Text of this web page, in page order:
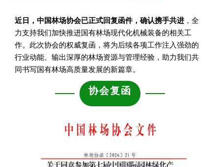
近日，中国林场协会已正式回复函件，确认携手共进 ，全
力支持我们加快推进国有林场现代化机械装备的相关工
作。此次协会的权威复函，将为后续各项工作注入强劲的
行业动能、输出深厚的林场资源与管理经验，助力我们共
同书写国有林场高质量发展的新篇章。
协会复函